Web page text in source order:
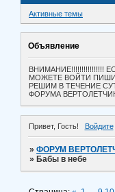
Активные темы
Объявление
ВНИМАНИЕ!!!!!!!!!!!!!!!!
МОЖЕТЕ ВОЙТИ
РЕШИМ В ТЕЧЕНИЕ
ФОРУМА
Привет, Гость! Войдите
»ФОРУМ
» Бабы в небе